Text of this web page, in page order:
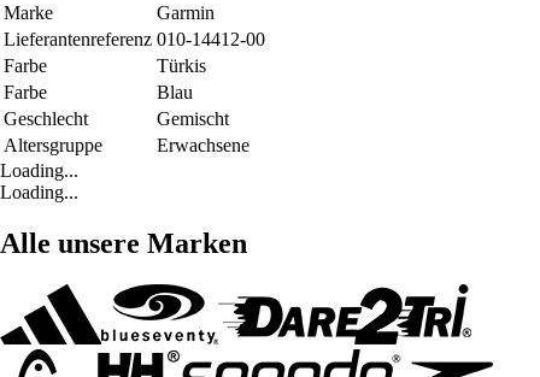
Marke
Garmin
Lieferantenreferenz 010-14412-00
Farbe
Türkis
Farbe
Blau
Geschlecht
Gemischt
Altersgruppe
Erwachsene
Loading...
Loading...
Alle unsere Marken